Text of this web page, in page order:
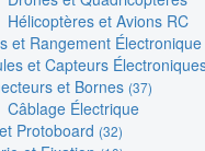
Hélicoptères et Avions RC
et Rangement Électronique
et Capteurs
et Bornes (37)
Câblage Électrique
Protoboard (32)